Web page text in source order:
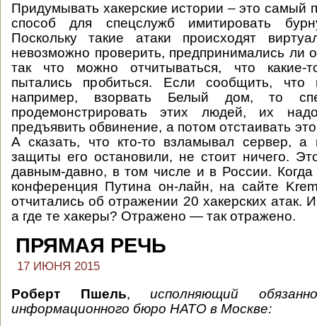
Придумывать хакерские истории – это самый
способ для спецслужб имитировать
Поскольку такие атаки происходят
невозможно проверить, предпринимались ли
так что можно отчитываться, что какие-
пытались пробиться. Если сообщить, что
например, взорвать Белый дом, то
продемонстрировать этих людей, их
предъявить обвинение, а потом отстаивать
А сказать, что кто-то взламывал сервер, а
защиты его остановили, не стоит ничего.
давным-давно, в том числе и в России. Когда
конференция Путина он-лайн, на сайте
отчитались об отражении 20 хакерских атак.
а где те хакеры? Отражено — так отражено.
ПРЯМАЯ РЕЧЬ
17 ИЮНЯ 2015
Роберт Пшель,исполняющий
информационного бюро НАТО в Москве: